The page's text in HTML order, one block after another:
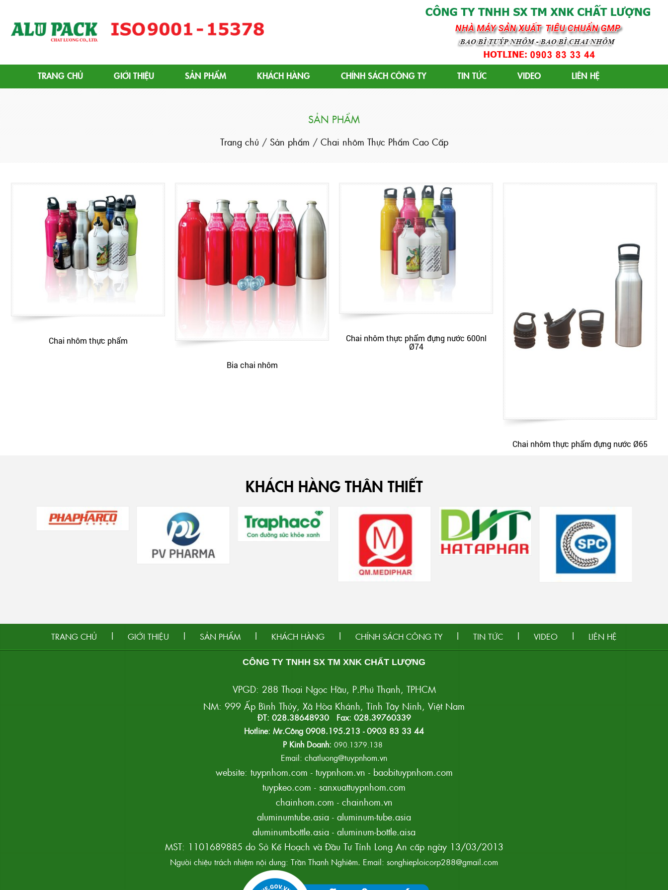
Alupack - Bao Bì Tuýp Nhôm | Chai Nhôm Tiêu Chuẩn GMP
TRANG CHỦ GIỚI THIỆU SẢN PHẨM KHÁCH HÀNG CHÍNH SÁCH CÔNG TY TIN TỨC VIDEO LIÊN HỆ
SẢN PHẨM
Trang chủ / Sản phẩm / Chai nhôm Thực Phẩm Cao Cấp
Chai nhôm thực phẩm
Bia chai nhôm
Chai nhôm thực phẩm đựng nước 600nl
Ø74
Chai nhôm thực phẩm đựng nước Ø65
KHÁCH HÀNG THÂN THIẾT
TRANG CHỦ | GIỚI THIỆU | SẢN PHẨM | KHÁCH HÀNG | CHÍNH SÁCH CÔNG TY | TIN TỨC | VIDEO | LIÊN HỆ
CÔNG TY TNHH SX TM XNK CHẤT LƯỢNG
VPGD: 288 Thoại Ngọc Hầu, P.Phú Thạnh, TPHCM
NM: 999 Ấp Bình Thủy, Xã Hòa Khánh, Tỉnh Tây Ninh, Việt Nam
ĐT: 028.38648930 Fax: 028.39760339
Hotline: Mr.Công 0908.195.213 - 0903 83 33 44
P Kinh Doanh: 090.1379.138
Email: chatluong@tuypnhom.vn
website: tuypnhom.com - tuypnhom.vn - baobituypnhom.com
tuypkeo.com - sanxuattuypnhom.com
chainhom.com - chainhom.vn
aluminumtube.asia - aluminum-tube.asia
aluminumbottle.asia - aluminum-bottle.aisa
MST: 1101689885 do Sở Kế Hoạch và Đầu Tư Tỉnh Long An cấp ngày 13/03/2013
Người chiệu trách nhiệm nội dung: Trần Thanh Nghiêm. Email: songhieploicorp288@gmail.com